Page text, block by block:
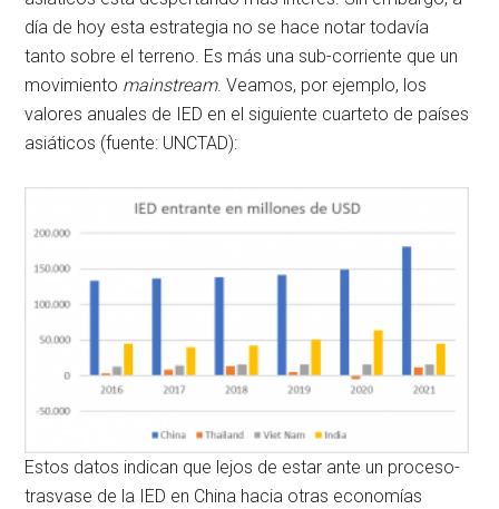
día de hoy esta estrategia no se hace notar todavía
tanto sobre el terreno. Es más una sub-corriente que un
movimiento mainstream. Veamos, por ejemplo, los
valores anuales de IED en el siguiente cuarteto de países
asiáticos (fuente: UNCTAD):
Estos datos indican que lejos de estar ante un proceso-
trasvase de la IED en China hacia otras economías